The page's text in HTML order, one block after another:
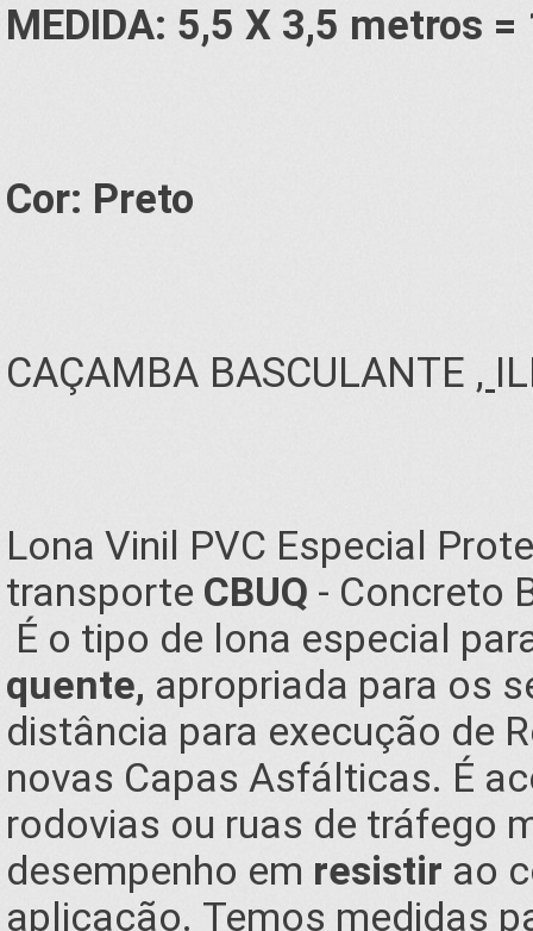
MEDIDA: 5,5 X 3,5 metros =
Cor: Preto
CAÇAMBA BASCULANTE ,
Lona Vinil PVC Especial
transporte CBUQ - Concreto
É o tipo de lona especial
quente, apropriada para os
distância para execução de
novas Capas Asfálticas. É
rodovias ou ruas de tráfego
desempenho em resistir ao
aplicação. Temos medidas